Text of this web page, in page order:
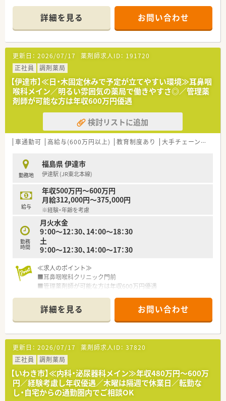
枚の処方箋を応需しています。
■現在は薬剤師1名と事務員3名体制で業務にあたっており、増
員募集を行っています。
【法人特徴について】
■福島県二本松市に1店舗のみを展開しており、地域に根ざした
医療を提供している調剤薬局です。
■今後も新規出店など事業拡大を計画しており、将来的にポスト
が生まれやすい環境があります。
■高齢の患者様が多く、服薬指導をしっかり行い患者様との関係
性を大事にしている薬局です。
【こんな取り組みをしています】
■高齢の患者様との服薬指導を大切にし、地域住民との関係性を
重視したきめ細やかな医療提供に努めています。
知識を深めることが可能です。
■地元の方を中心に採用し、異動なく長く勤めてもらえるような
働きやすい環境づくりをしています。
詳細を見る お問い合わせ
更新日： 2026/07/17 薬剤師求人ID： 191720
正社員
調剤薬局
【伊達市】≪日・木固定休みで予定が立てやすい環境≫耳鼻咽
喉科メイン／明るい雰囲気の薬局で働きやすさ◎／管理薬
剤師が可能な方は年収600万円優遇
検討リストに追加
車通勤可 高給与(600万円以上) 教育制度あり 大手チェーン以外
勤務地
福島県 伊達市
伊達駅 (JR東北本線)
給与
年収500万円～600万円
月給312,000円～375,000円
※経験・年齢を考慮
勤務
時間
月火水金
9：00～12：30、14：00～18：30
土
9：00～12：30、14：00～17：30
≪求人のポイント≫
■耳鼻咽喉科クリニック門前
■管理薬剤師が可能な方は年収600万円優遇
■店舗はお子さま向けに飾られたカウンターが特徴的で、広々し
ております。
【安心の教育体制】
■新卒の方向けには、新入社員導入研修で約2週間集中して研修
が行われます。
■その後フォロー研修やスキルアップ勉強会もございます。
※中途入社の方は、OJT研修として店舗の先輩社員から教えてい
ただきながら、業務を覚えていただきます！
■社外研修として、ファーマシーセミナーや日本薬剤師会主催の
研修会・学術大会にご希望がある方はご参加いただけます。
詳細を見る お問い合わせ
更新日： 2026/07/17 薬剤師求人ID： 37820
正社員
調剤薬局
【いわき市】≪内科・泌尿器科メイン≫年収480万円～600万
円／経験考慮し年収優遇／木曜は隔週で休業日／転勤な
し・自宅からの通勤圏内でご相談OK